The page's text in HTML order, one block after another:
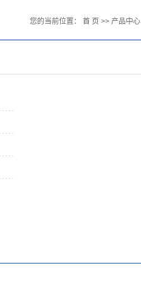
您的当前位置： 首 页 >> 产品中心